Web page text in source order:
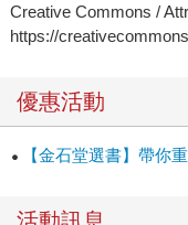
Creative Commons /
https://
優惠活動
【金石堂選書】帶你